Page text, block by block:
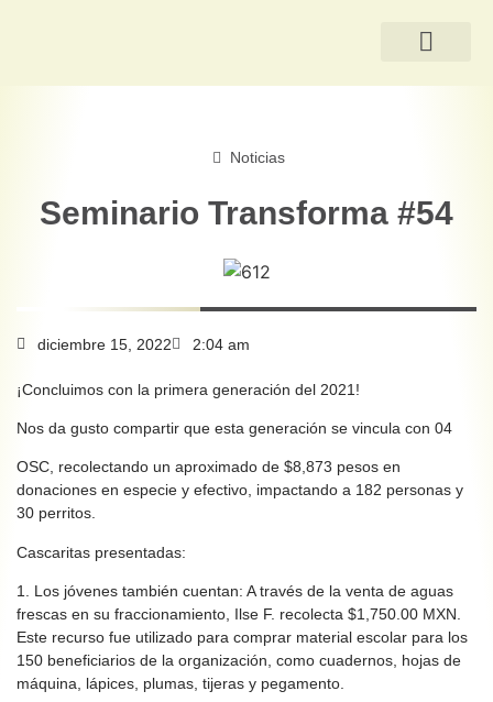
Noticias
Seminario Transforma #54
diciembre 15, 2022 2:04 am
¡Concluimos con la primera generación del 2021!
Nos da gusto compartir que esta generación se vincula con 04
OSC, recolectando un aproximado de $8,873 pesos en
donaciones en especie y efectivo, impactando a 182 personas y
30 perritos.
Cascaritas presentadas:
1. Los jóvenes también cuentan: A través de la venta de aguas
frescas en su fraccionamiento, Ilse F. recolecta $1,750.00 MXN.
Este recurso fue utilizado para comprar material escolar para los
150 beneficiarios de la organización, como cuadernos, hojas de
máquina, lápices, plumas, tijeras y pegamento.